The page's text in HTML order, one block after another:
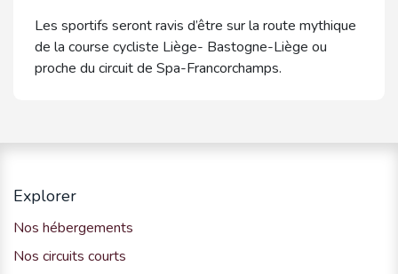
Les sportifs seront ravis d’être sur la route mythique
de la course cycliste Liège- Bastogne-Liège ou
proche du circuit de Spa-Francorchamps.
Explorer
Nos hébergements
Nos circuits courts